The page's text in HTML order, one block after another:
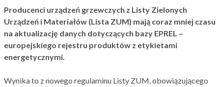
Producenci urządzeń grzewczych z Listy Zielonych
Urządzeń i Materiałów (Lista ZUM) mają coraz mniej czasu
na aktualizację danych dotyczących bazy EPREL –
europejskiego rejestru produktów z etykietami
energetycznymi.
Wynika to z nowego regulaminu Listy ZUM, obowiązującego